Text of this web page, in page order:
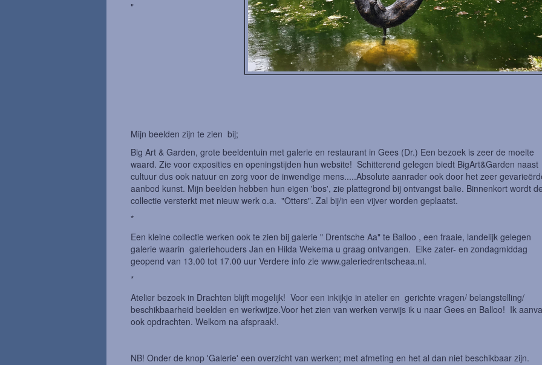
"
Mijn beelden zijn te zien bij;
Big Art & Garden, grote beeldentuin met galerie en restaurant in Gees (Dr.) Een bezoek is zeer de moeite
waard. Zie voor exposities en openingstijden hun website! Schitterend gelegen biedt BigArt&Garden naast
cultuur dus ook natuur en zorg voor de inwendige mens.....Absolute aanrader ook door het zeer
aanbod kunst. Mijn beelden hebben hun eigen 'bos', zie plattegrond bij ontvangst balie. Binnenkort wordt de
collectie versterkt met nieuw werk o.a. "Otters". Zal bij/in een vijver worden geplaatst.
*
Een kleine collectie werken ook te zien bij galerie " Drentsche Aa" te Balloo , een fraaie, landelijk gelegen
galerie waarin galeriehouders Jan en Hilda Wekema u graag ontvangen. Elke zater- en zondagmiddag
geopend van 13.00 tot 17.00 uur Verdere info zie www.galeriedrentscheaa.nl.
*
Atelier bezoek in Drachten blijft mogelijk! Voor een inkijkje in atelier en gerichte vragen/ belangstelling/
beschikbaarheid beelden en werkwijze.Voor het zien van werken verwijs ik u naar Gees en Balloo! Ik
ook opdrachten. Welkom na afspraak!.
NB! Onder de knop 'Galerie' een overzicht van werken; met afmeting en het al dan niet beschikbaar zijn.